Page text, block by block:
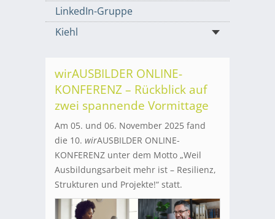
LinkedIn-Gruppe
Kiehl
wirAUSBILDER ONLINE-
KONFERENZ – Rückblick auf
zwei spannende Vormittage
Am 05. und 06. November 2025 fand
die 10. wirAUSBILDER ONLINE-
KONFERENZ unter dem Motto „Weil
Ausbildungsarbeit mehr ist – Resilienz,
Strukturen und Projekte!“ statt.